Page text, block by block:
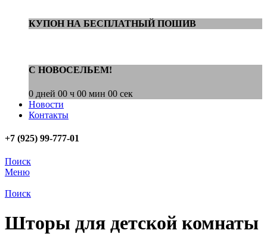
КУПОН НА БЕСПЛАТНЫЙ ПОШИВ
С НОВОСЕЛЬЕМ!
0 дней 00 ч 00 мин 00 сек
Новости
Контакты
+7 (925) 99-777-01
Поиск
Меню
Поиск
Шторы для детской комнаты